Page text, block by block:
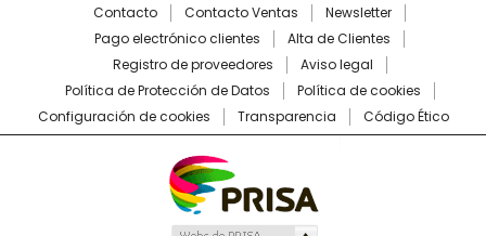
Contacto Contacto Ventas
Newsletter
Pago electrónico clientes
Alta de Clientes
Registro de proveedores
Aviso legal
Política de Protección de Datos
Política de cookies
Configuración de cookies
Transparencia Código Ético